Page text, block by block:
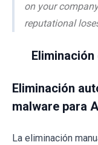
on your
reputational
Eliminación
malware para
La eliminación